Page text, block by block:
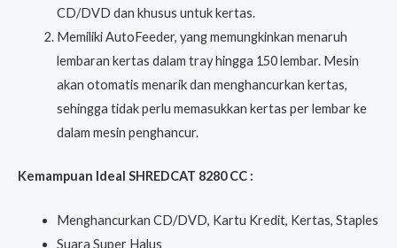
CD/DVD dan khusus untuk kertas.
Memiliki AutoFeeder, yang memungkinkan menaruh
lembaran kertas dalam tray hingga 150 lembar. Mesin
akan otomatis menarik dan menghancurkan kertas,
sehingga tidak perlu memasukkan kertas per lembar ke
dalam mesin penghancur.
Kemampuan Ideal SHREDCAT 8280 CC :
Menghancurkan CD/DVD, Kartu Kredit, Kertas, Staples
Suara Super Halus